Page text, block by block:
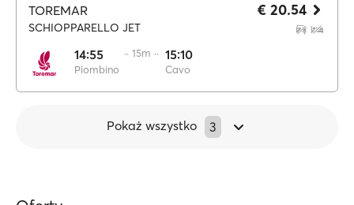
TOREMAR
SCHIOPPARELLO JET
14:55
Piombino
·· 15m ·· 15:10
Cavo
€ 20.54
Pokaż wszystko 3